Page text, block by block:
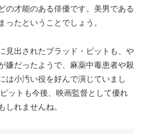
の才能のある俳優です。美男である
ったということでしょう。
見出されたブラッド・ピットも、や
嫌だったようで、麻薬中毒患者や殺
は小汚い役を好んで演じていまし
ットも今後、映画監督として優れ
しれませんね。